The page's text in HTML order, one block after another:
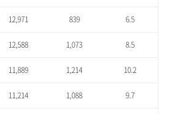
12,971 839 6.5
12,588 1,073 8.5
11,889 1,214 10.2
11,214 1,088 9.7